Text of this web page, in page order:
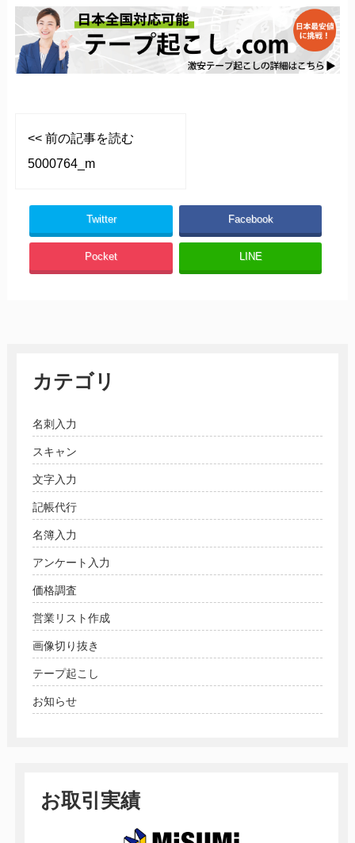
<< 前の記事を読む
5000764_m
Twitter Facebook
Pocket LINE
カテゴリ
名刺入力
スキャン
文字入力
記帳代行
名簿入力
アンケート入力
価格調査
営業リスト作成
画像切り抜き
テープ起こし
お知らせ
お取引実績